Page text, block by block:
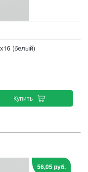
(белый)
Купить
56,05 руб.